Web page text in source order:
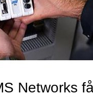
Networks